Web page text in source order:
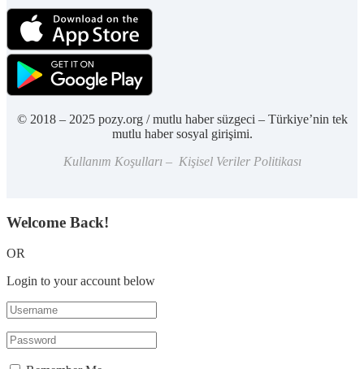
© 2018 – 2025 pozy.org / mutlu haber süzgeci – Türkiye’nin tek
mutlu haber sosyal girişimi.
Kullanım Koşulları – Kişisel Veriler Politikası
Welcome Back!
OR
Login to your account below